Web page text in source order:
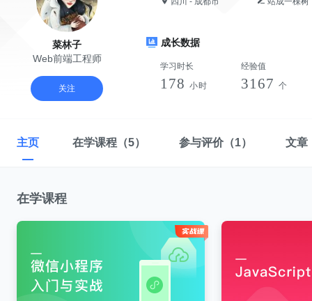
菜林子
Web前端工程师
关注
成长数据
学习时长
178 小时
经验值
3167 个
主页 在学课程 （5） 参与评价（1） 文章
在学课程